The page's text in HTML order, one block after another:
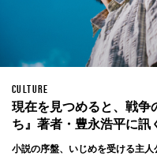
CULTURE
現在を見つめると、戦争
ち』著者・豊永浩平に訊
小説の序盤、いじめを受ける主